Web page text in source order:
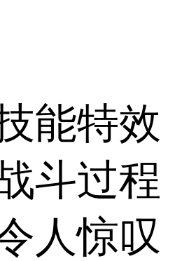
能特效
斗过程
人惊叹